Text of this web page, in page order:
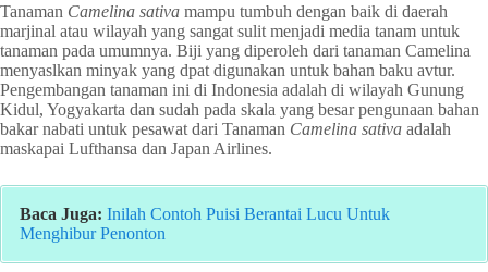
Tanaman Camelina sativa mampu tumbuh dengan baik di daerah
marjinal atau wilayah yang sangat sulit menjadi media tanam untuk
tanaman pada umumnya. Biji yang diperoleh dari tanaman Camelina
menyaslkan minyak yang dpat digunakan untuk bahan baku avtur.
Pengembangan tanaman ini di Indonesia adalah di wilayah Gunung
Kidul, Yogyakarta dan sudah pada skala yang besar pengunaan bahan
bakar nabati untuk pesawat dari Tanaman Camelina sativa adalah
maskapai Lufthansa dan Japan Airlines.
Baca Juga: Inilah Contoh Puisi Berantai Lucu Untuk
Menghibur Penonton